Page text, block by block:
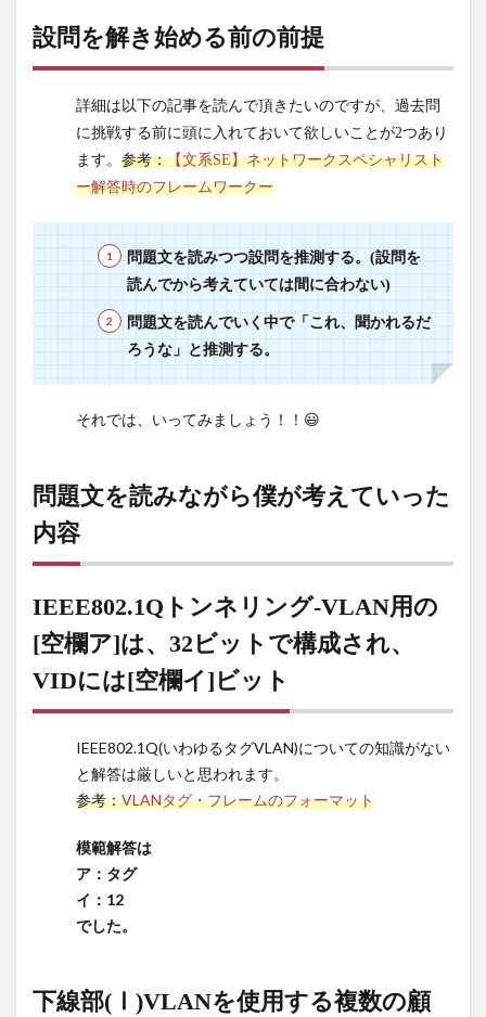
き始
前提
文を
なが
ら僕
が考
いっ
た内
容
グ-VLAN用
の[空欄ア]
は、32ビッ
は[空欄イ]
ビット
4
下線
(Ⅰ)VLAN
る複数の
顧客に対
して、物
用する
NWを提
合、幾つ
かの問題
う。
設問を解き始める前の前提
詳細は以下の記事を読んで頂きたいのですが、過去問
に挑戦する前に頭に入れておいて欲しいことが2つあり
ます。 参考：【文系SE】ネットワークスペシャリスト
ー解答時のフレームワークー
問題文を読みつつ設問を推測する。(設問を
読んでから考えていては間に合わない)
問題文を読んでいく中で「これ、聞かれるだ
ろうな」と推測する。
それでは、いってみましょう！！😃
問題文を読みながら僕が考えていった
内容
IEEE802.1Qトンネリング-VLAN用の
[空欄ア]は、32ビットで構成され、
VIDには[空欄イ]ビット
IEEE802.1Q(いわゆるタグVLAN)についての知識がない
と解答は厳しいと思われます。
参考：VLANタグ・フレームのフォーマット
模範解答は
ア：タグ
イ：12
でした。
下線部(Ⅰ)VLANを使用する複数の顧